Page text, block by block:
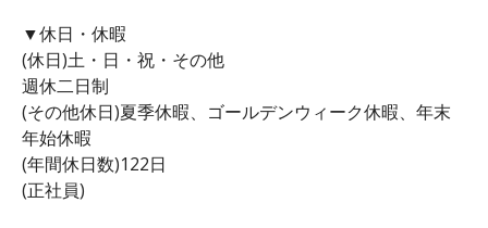
▼休日・休暇
(休日)土・日・祝・その他
週休二日制
(その他休日)夏季休暇、ゴールデンウィーク休暇、年末
年始休暇
(年間休日数)122日
(正社員)